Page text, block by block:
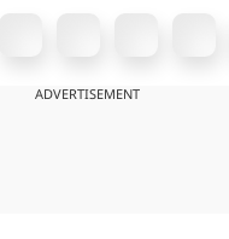
ADVERTISEMENT